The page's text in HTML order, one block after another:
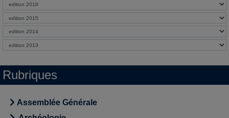
Rubriques
Assemblée Générale